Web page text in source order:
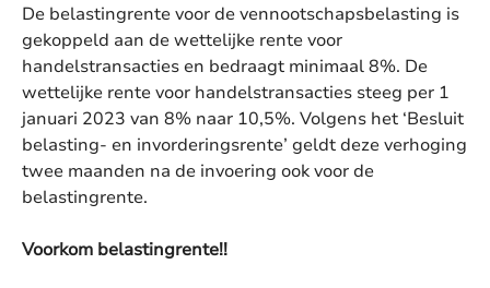
De belastingrente voor de vennootschapsbelasting is
gekoppeld aan de wettelijke rente voor
handelstransacties en bedraagt minimaal 8%. De
wettelijke rente voor handelstransacties steeg per 1
januari 2023 van 8% naar 10,5%. Volgens het ‘Besluit
belasting- en invorderingsrente’ geldt deze verhoging
twee maanden na de invoering ook voor de
belastingrente.
Voorkom belastingrente!!